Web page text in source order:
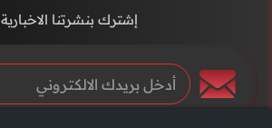
إشترك بنشرتنا الاخبارية